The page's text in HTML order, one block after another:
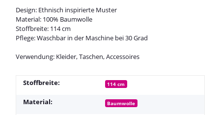
Design: Ethnisch inspirierte Muster
Material: 100% Baumwolle
Stoffbreite: 114 cm
Pflege: Waschbar in der Maschine bei 30 Grad
Verwendung: Kleider, Taschen, Accessoires
Stoffbreite: 114 cm
Material: Baumwolle